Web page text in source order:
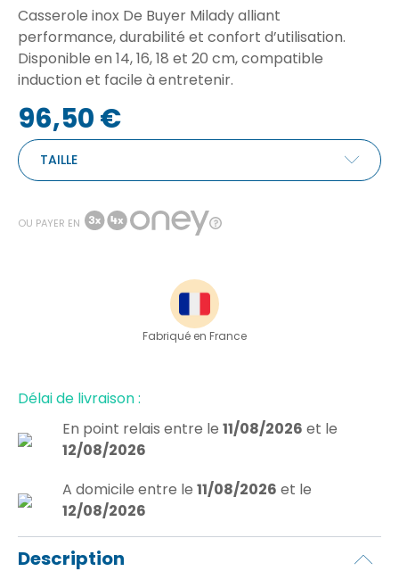
Casserole inox De Buyer Milady alliant
performance, durabilité et confort d’utilisation.
Disponible en 14, 16, 18 et 20 cm, compatible
induction et facile à entretenir.
96,50 €
TAILLE
OU PAYER EN
Fabriqué en France
Délai de livraison :
En point relais entre le 11/08/2026 et le
12/08/2026
A domicile entre le 11/08/2026 et le
12/08/2026
Description